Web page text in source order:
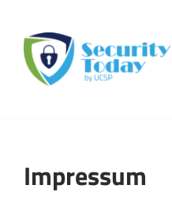
Inhalt
springen
Impressum